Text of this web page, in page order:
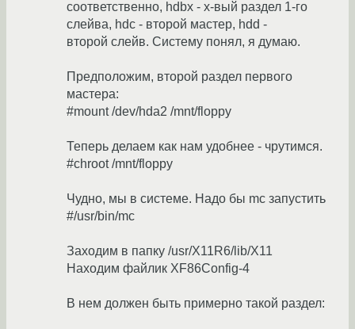
соответственно, hdbx - х-вый раздел 1-го
слейва, hdc - второй мастер, hdd -
второй слейв. Систему понял, я думаю.
Предположим, второй раздел первого
мастера:
#mount /dev/hda2 /mnt/floppy
Теперь делаем как нам удобнее - чрутимся.
#chroot /mnt/floppy
Чудно, мы в системе. Надо бы mc запустить
#/usr/bin/mc
Заходим в папку /usr/X11R6/lib/X11
Находим файлик XF86Config-4
В нем должен быть примерно такой раздел: